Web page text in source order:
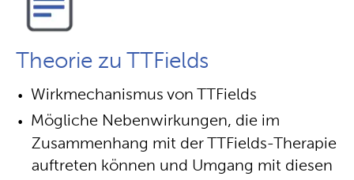
Theorie zu TTFields
Wirkmechanismus von TTFields
Mögliche Nebenwirkungen, die im
Zusammenhang mit der TTFields-Therapie
auftreten können und Umgang mit diesen